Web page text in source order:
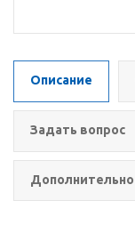
Описание
Задать вопрос
Дополнительно